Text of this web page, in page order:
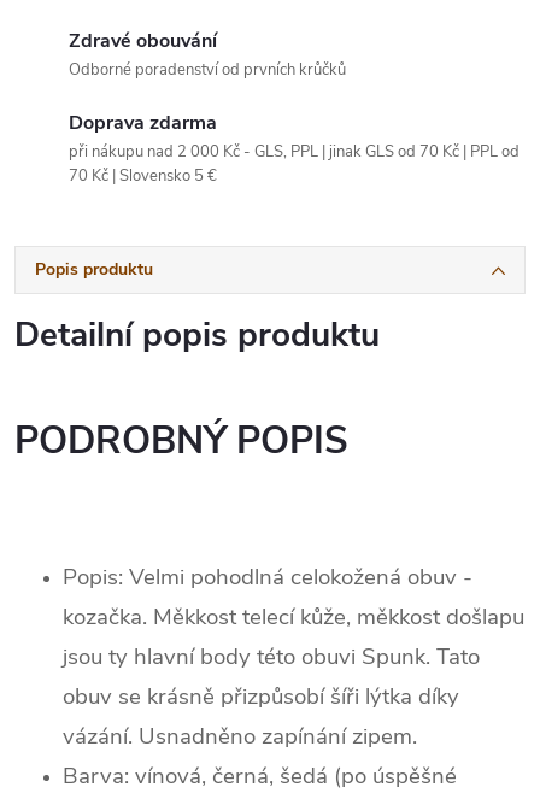
Zdravé obouvání
Odborné poradenství od prvních krůčků
Doprava zdarma
při nákupu nad 2 000 Kč - GLS, PPL | jinak GLS od 70 Kč | PPL od
70 Kč | Slovensko 5 €
Popis produktu
Detailní popis produktu
PODROBNÝ POPIS
Popis: Velmi pohodlná celokožená obuv -
kozačka. Měkkost telecí kůže, měkkost došlapu
jsou ty hlavní body této obuvi Spunk. Tato
obuv se krásně přizpůsobí šíři lýtka díky
vázání. Usnadněno zapínání zipem.
Barva: vínová, černá, šedá (po úspěšné